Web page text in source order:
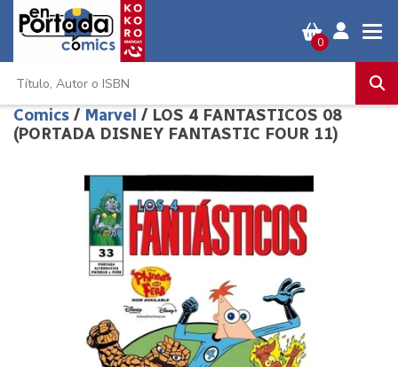
0
Comics / Marvel / LOS 4 FANTASTICOS 08
(PORTADA DISNEY FANTASTIC FOUR 11)